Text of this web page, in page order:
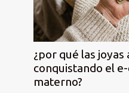
¿por qué las
conquistando el
materno?